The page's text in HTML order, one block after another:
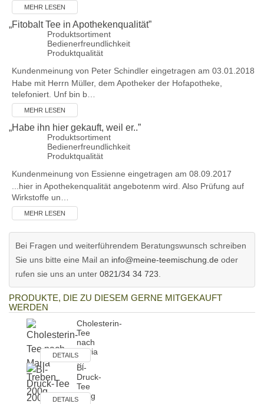
MEHR LESEN
„Fitobalt Tee in Apothekenqualität”
Produktsortiment
Bedienerfreundlichkeit
Produktqualität
Kundenmeinung von Peter Schindler eingetragen am 03.01.2018
Habe mit Herrn Müller, dem Apotheker der Hofapotheke,
telefoniert. Unf bin b…
MEHR LESEN
„Habe ihn hier gekauft, weil er..”
Produktsortiment
Bedienerfreundlichkeit
Produktqualität
Kundenmeinung von Essienne eingetragen am 08.09.2017
...hier in Apothekenqualität angebotenm wird. Also Prüfung auf
Wirkstoffe un…
MEHR LESEN
Bei Fragen und weiterführendem Beratungswunsch schreiben
Sie uns bitte eine Mail an info@meine-teemischung.de oder
rufen sie uns an unter 0821/34 34 723
PRODUKTE, DIE ZU DIESEM GERNE MITGEKAUFT
WERDEN
Cholesterin-
Tee
nach
Maria
…
DETAILS
Bl-
Druck-
Tee
200g
DETAILS